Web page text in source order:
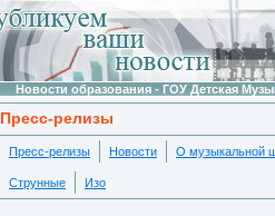
Новости образования - ГОУ Детская
Пресс-релизы
Пресс-релизы Новости О музыкальной
Струнные Изо